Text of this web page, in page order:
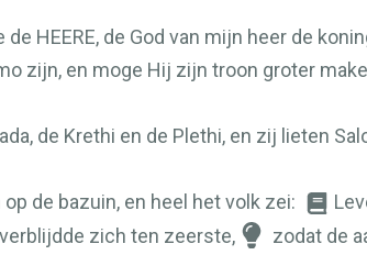
de HEERE, de God van mijn heer de
zijn, en moge Hij zijn troon groter
de Krethi en de Plethi, en zij lieten
de bazuin, en heel het volk zei:
zich ten zeerste,
zodat de